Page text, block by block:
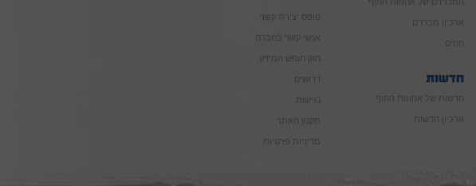
ארכיון מכרזים
חוזים
חדשות של אחוזות החוף
ארכיון חדשות
טופס יצירת קשר
אנשי קשר בחברה
חוק חופש המידע
דרושים
נגישות
תקנון האתר
מדיניות פרטיות